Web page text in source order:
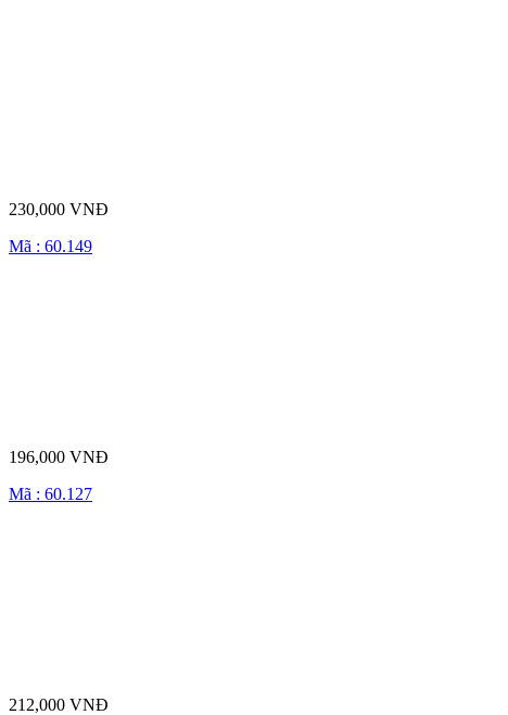
230,000 VNĐ
Mã : 60.149
196,000 VNĐ
Mã : 60.127
212,000 VNĐ